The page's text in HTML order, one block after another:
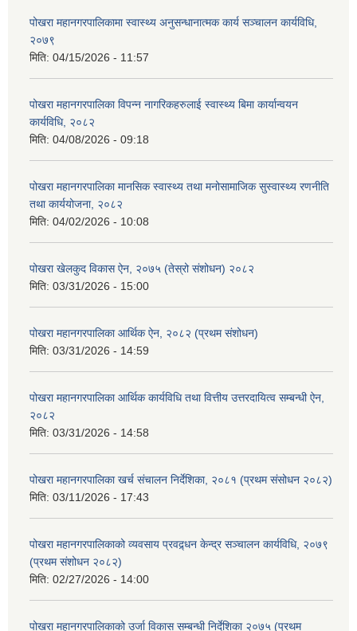
पोखरा महानगरपालिकामा स्वास्थ्य अनुसन्धानात्मक कार्य सञ्चालन कार्यविधि,
२०७९
मिति: 04/15/2026 - 11:57
पोखरा महानगरपालिका विपन्न नागरिकहरुलाई स्वास्थ्य बिमा कार्यान्वयन
कार्यविधि, २०८२
मिति: 04/08/2026 - 09:18
पोखरा महानगरपालिका मानसिक स्वास्थ्य तथा मनोसामाजिक सुस्वास्थ्य रणनीति
तथा कार्ययोजना, २०८२
मिति: 04/02/2026 - 10:08
पोखरा खेलकुद विकास ऐन, २०७५ (तेस्रो संशोधन) २०८२
मिति: 03/31/2026 - 15:00
पोखरा महानगरपालिका आर्थिक ऐन, २०८२ (प्रथम संशोधन)
मिति: 03/31/2026 - 14:59
पोखरा महानगरपालिका आर्थिक कार्यविधि तथा वित्तीय उत्तरदायित्व सम्बन्धी ऐन,
२०८२
मिति: 03/31/2026 - 14:58
पोखरा महानगरपालिका खर्च संचालन निर्देशिका, २०८१ (प्रथम संसोधन २०८२)
मिति: 03/11/2026 - 17:43
पोखरा महानगरपालिकाको व्यवसाय प्रवद्र्धन केन्द्र सञ्चालन कार्यविधि, २०७९
(प्रथम संशोधन २०८२)
मिति: 02/27/2026 - 14:00
पोखरा महानगरपालिकाको उर्जा विकास सम्बन्धी निर्देशिका २०७५ (प्रथम